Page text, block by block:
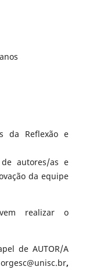
da Reflexão e
autores/as e
da equipe
realizar o
de AUTOR/A
,